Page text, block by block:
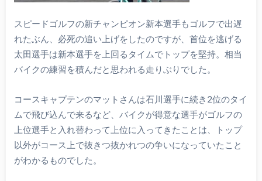
スピードゴルフの新チャンピオン新本選手もゴルフで出遅
れたぶん、必死の追い上げをしたのですが、首位を逃げる
太田選手は新本選手を上回るタイムでトップを堅持。相当
バイクの練習を積んだと思われる走りぶりでした。
コースキャプテンのマットさんは石川選手に続き2位のタイ
ムで飛び込んで来るなど、バイクが得意な選手がゴルフの
上位選手と入れ替わって上位に入ってきたことは、トップ
以外がコース上で抜きつ抜かれつの争いになっていたこと
がわかるものでした。